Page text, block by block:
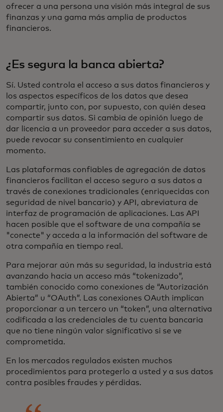
ofrecer a una persona una visión más integral de sus
finanzas y una gama más amplia de productos
financieros.
¿Es segura la banca abierta?
Sí. Usted controla el acceso a sus datos financieros y
los aspectos específicos de los datos que desea
compartir, junto con, por supuesto, con quién desea
compartir sus datos. Si cambia de opinión luego de
dar licencia a un proveedor para acceder a sus datos,
puede revocar su consentimiento en cualquier
momento.
Las plataformas confiables de agregación de datos
financieros facilitan el acceso seguro a sus datos a
través de conexiones tradicionales (enriquecidas con
seguridad de nivel bancario) y API, abreviatura de
interfaz de programación de aplicaciones. Las API
hacen posible que el software de una compañía se
"conecte" y acceda a la información del software de
otra compañía en tiempo real.
Para mejorar aún más su seguridad, la industria está
avanzando hacia un acceso más “tokenizado”,
también conocido como conexiones de “Autorización
Abierta” u “OAuth”. Las conexiones OAuth implican
proporcionar a un tercero un “token”, una alternativa
codificada a las credenciales de tu cuenta bancaria
que no tiene ningún valor significativo si se ve
comprometida.
En los mercados regulados existen muchos
procedimientos para protegerlo a usted y a sus datos
contra posibles fraudes y pérdidas.